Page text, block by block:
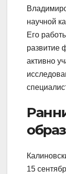
научной
Его
развитие
активно
15